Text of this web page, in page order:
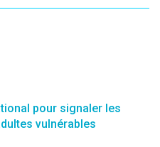
pour signaler les
vulnérables